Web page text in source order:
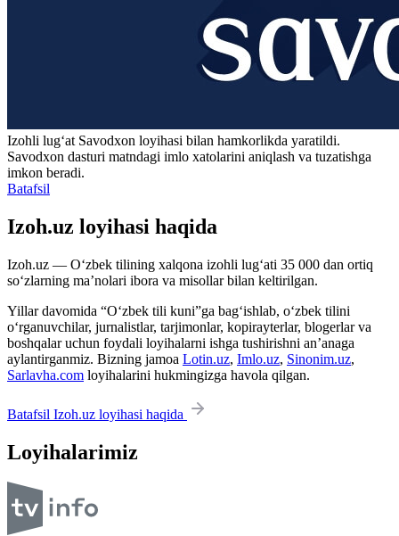
Izohli lugʻat Savodxon loyihasi bilan hamkorlikda yaratildi.
Savodxon dasturi matndagi imlo xatolarini aniqlash va tuzatishga
imkon beradi.
Batafsil
Izoh.uz loyihasi haqida
Izoh.uz — O‘zbek tilining xalqona izohli lug‘ati 35 000 dan ortiq
so‘zlarning ma’nolari ibora va misollar bilan keltirilgan.
Yillar davomida “O‘zbek tili kuni”ga bag‘ishlab, o‘zbek tilini
o‘rganuvchilar, jurnalistlar, tarjimonlar, kopirayterlar, blogerlar va
boshqalar uchun foydali loyihalarni ishga tushirishni an’anaga
aylantirganmiz. Bizning jamoa Lotin.uz, Imlo.uz, Sinonim.uz,
Sarlavha.com loyihalarini hukmingizga havola qilgan.
Batafsil Izoh.uz loyihasi haqida
Loyihalarimiz